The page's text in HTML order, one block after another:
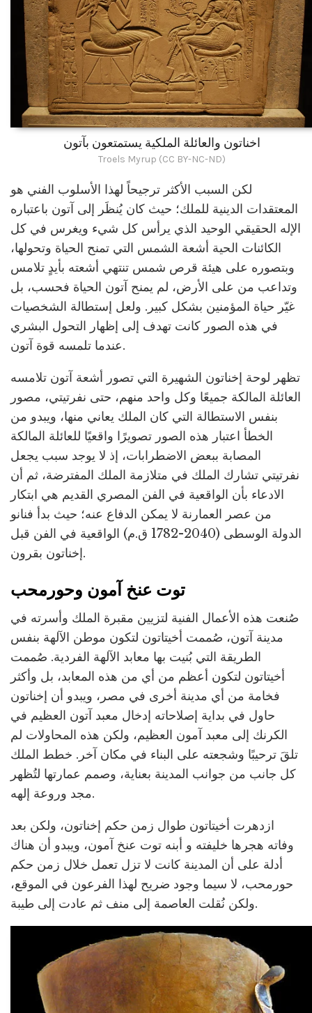
اخناتون والعائلة الملكية يستمتعون بآتون
Troels Myrup (CC BY-NC-ND)
لكن السبب الأكثر ترجيحاً لهذا الأسلوب الفني هو
المعتقدات الدينية للملك؛ حيث كان يُنظَر إلى آتون باعتباره
الإله الحقيقي الوحيد الذي يرأس كل شيء ويغرس في كل
الكائنات الحية أشعة الشمس التي تمنح الحياة وتحولها،
وبتصوره على هيئة قرص شمس تنتهي أشعته بأيدٍ تلامس
وتداعب من على الأرض، لم يمنح آتون الحياة فحسب، بل
غيّر حياة المؤمنين بشكل كبير. ولعل إستطالة الشخصيات
في هذه الصور كانت تهدف إلى إظهار التحول البشري
عندما تلمسه قوة آتون.
تظهر لوحة إخناتون الشهيرة التي تصور أشعة آتون تلامسه
العائلة المالكة جميعًا وكل واحد منهم، حتى نفرتيتي، مصور
بنفس الاستطالة التي كان الملك يعاني منها، ويبدو من
الخطأ اعتبار هذه الصور تصويرًا واقعيًا للعائلة المالكة
المصابة ببعض الاضطرابات، إذ لا يوجد سبب يجعل
نفرتيتي تشارك الملك في متلازمة الملك المفترضة، ثم أن
الادعاء بأن الواقعية في الفن المصري القديم هي ابتكار
من عصر العمارنة لا يمكن الدفاع عنه؛ حيث بدأ فنانو
الدولة الوسطى (2040-1782 ق.م) الواقعية في الفن قبل
إخناتون بقرون.
توت عنخ آمون وحورمحب
صُنعت هذه الأعمال الفنية لتزيين مقبرة الملك وأسرته في
مدينة آتون، صُممت أخيتاتون لتكون موطن الآلهة بنفس
الطريقة التي بُنيت بها معابد الآلهة الفردية. صُممت
أخيتاتون لتكون أعظم من أي من هذه المعابد، بل وأكثر
فخامة من أي مدينة أخرى في مصر، ويبدو أن إخناتون
حاول في بداية إصلاحاته إدخال معبد آتون العظيم في
الكرنك إلى معبد آمون العظيم، ولكن هذه المحاولات لم
تلقَ ترحيبًا وشجعته على البناء في مكان آخر. خطط الملك
كل جانب من جوانب المدينة بعناية، وصمم عمارتها لتُظهر
مجد وروعة إلهه.
ازدهرت أخيتاتون طوال زمن حكم إخناتون، ولكن بعد
وفاته هجرها خليفته و أبنه توت عنخ آمون، ويبدو أن هناك
أدلة على أن المدينة كانت لا تزل تعمل خلال زمن حكم
حورمحب، لا سيما وجود ضريح لهذا الفرعون في الموقع،
ولكن نُقلت العاصمة إلى منف ثم عادت إلى طيبة.